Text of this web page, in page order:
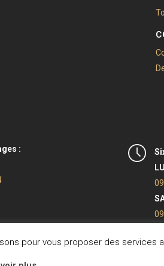
:
pour vous proposer des services